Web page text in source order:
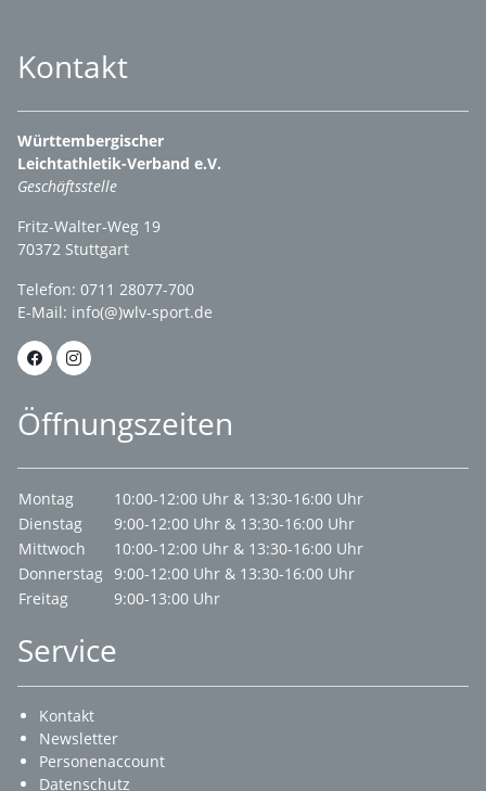
Kontakt
Württembergischer
Leichtathletik-Verband e.V.
Geschäftsstelle
Fritz-Walter-Weg 19
70372 Stuttgart
Telefon: 0711 28077-700
E-Mail: info(@)wlv-sport.de
Öffnungszeiten
Montag
10:00-12:00 Uhr & 13:30-16:00 Uhr
Dienstag
9:00-12:00 Uhr & 13:30-16:00 Uhr
Mittwoch
10:00-12:00 Uhr & 13:30-16:00 Uhr
Donnerstag 9:00-12:00 Uhr & 13:30-16:00 Uhr
Freitag
9:00-13:00 Uhr
Service
Kontakt
Newsletter
Personenaccount
Datenschutz